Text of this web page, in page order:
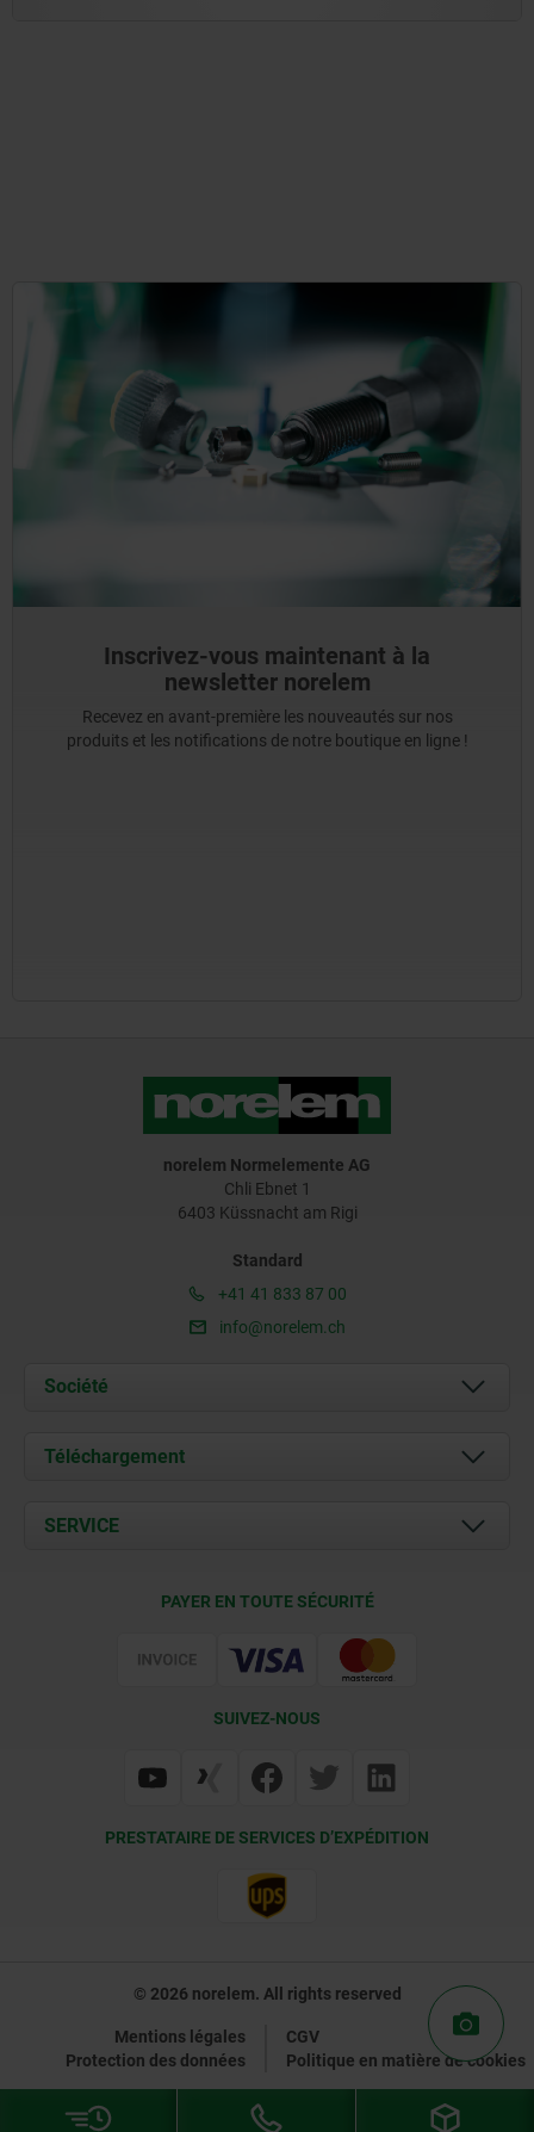
Inscrivez-vous maintenant à la
newsletter norelem
Recevez en avant-première les nouveautés sur nos
produits et les notifications de notre boutique en ligne !
norelem Normelemente AG
Chli Ebnet 1
6403 Küssnacht am Rigi
Standard
+41 41 833 87 00
info@norelem.ch
Société
À propos de nous
Contact
Téléchargement
Documents
SERVICE
PAYER EN TOUTE SÉCURITÉ
SUIVEZ-NOUS
PRESTATAIRE DE SERVICES D’EXPÉDITION
© 2026 norelem. All rights reserved
Mentions légales
CGV
Protection des données
Politique en matière de cookies